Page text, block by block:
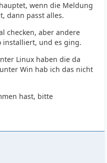
wenn die Meldung
dann passt alles.
checken, aber andere
installiert, und es ging.
Linux haben die da
Win hab ich das nicht
hast, bitte